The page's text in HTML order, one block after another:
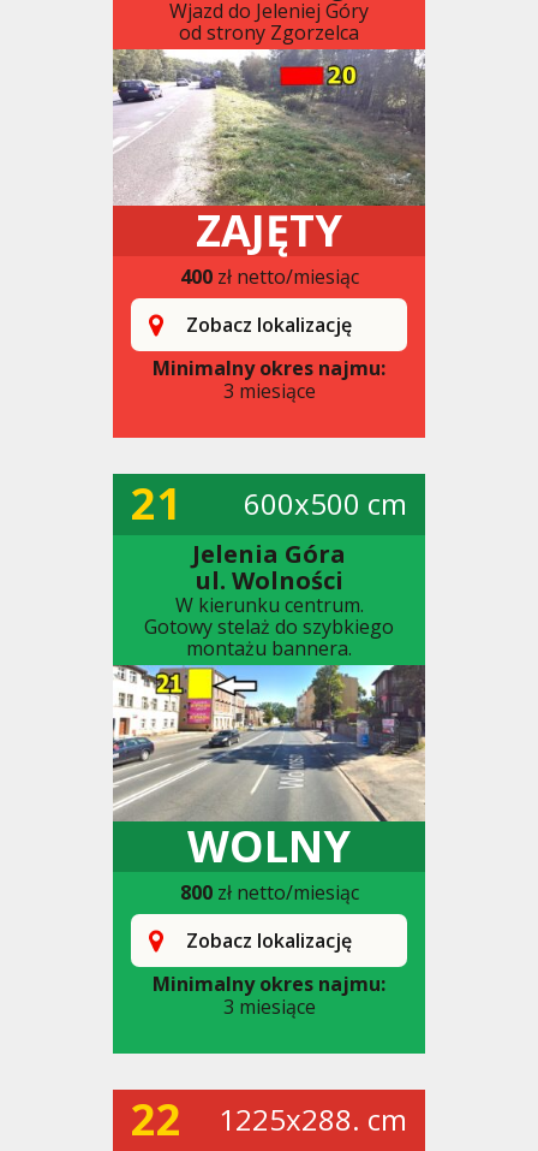
Wjazd do Jeleniej Góry
od strony Zgorzelca
ZAJĘTY
400zł netto/miesiąc
Zobacz lokalizację
Minimalny okres najmu:
3 miesiące
21 600x500 cm
Jelenia Góra
ul. Wolności
W kierunku centrum.
Gotowy stelaż do szybkiego
montażu bannera.
WOLNY
800zł netto/miesiąc
Zobacz lokalizację
Minimalny okres najmu:
3 miesiące
22 1225x288. cm